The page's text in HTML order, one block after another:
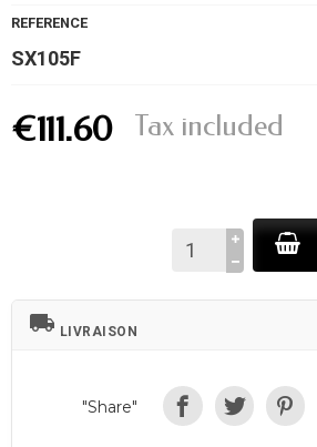
REFERENCE
SX105F
€111.60 Tax included
local_shipping LIVRAISON
"Share"